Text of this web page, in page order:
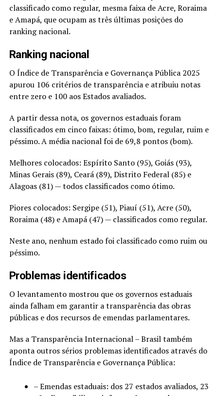
classificado como regular, mesma faixa de Acre, Roraima
e Amapá, que ocupam as três últimas posições do
ranking nacional.
Ranking nacional
O Índice de Transparência e Governança Pública 2025
apurou 106 critérios de transparência e atribuiu notas
entre zero e 100 aos Estados avaliados.
A partir dessa nota, os governos estaduais foram
classificados em cinco faixas: ótimo, bom, regular, ruim e
péssimo. A média nacional foi de 69,8 pontos (bom).
Melhores colocados: Espírito Santo (95), Goiás (93),
Minas Gerais (89), Ceará (89), Distrito Federal (85) e
Alagoas (81) — todos classificados como ótimo.
Piores colocados: Sergipe (51), Piauí (51), Acre (50),
Roraima (48) e Amapá (47) — classificados como regular.
Neste ano, nenhum estado foi classificado como ruim ou
péssimo.
Problemas identificados
O levantamento mostrou que os governos estaduais
ainda falham em garantir a transparência das obras
públicas e dos recursos de emendas parlamentares.
Mas a Transparência Internacional – Brasil também
aponta outros sérios problemas identificados através do
Índice de Transparência e Governança Pública:
– Emendas estaduais: dos 27 estados avaliados, 23